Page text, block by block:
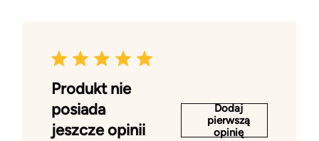
Produkt nie
posiada
jeszcze opinii
Dodaj
pierwszą
opinię